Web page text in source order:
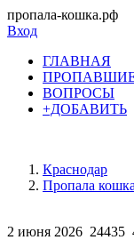
пропала-кошка.рф
Вход
ГЛАВНАЯ
ВОПРОСЫ
+ДОБАВИТЬ
Краснодар
Пропала
2 июня 2026 24435